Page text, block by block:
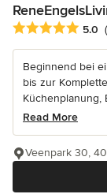
Average rating: 5
5.0
Beginnend bei
bis zur
Küchenplanung,
Read More
Veenpark 30,